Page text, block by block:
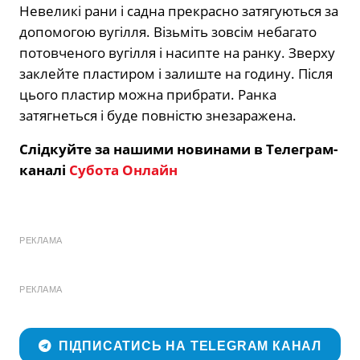
Невеликі рани і садна прекрасно затягуються за
допомогою вугілля. Візьміть зовсім небагато
потовченого вугілля і насипте на ранку. Зверху
заклейте пластиром і залиште на годину. Після
цього пластир можна прибрати. Ранка
затягнеться і буде повністю знезаражена.
Слідкуйте за нашими новинами в Телеграм-
каналі Субота Онлайн
РЕКЛАМА
РЕКЛАМА
ПІДПИСАТИСЬ НА TELEGRAM КАНАЛ